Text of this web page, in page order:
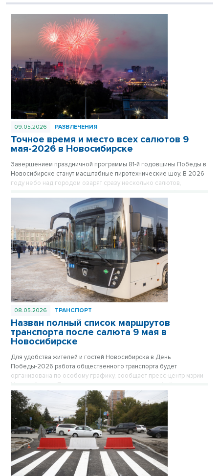
09.05.2026 РАЗВЛЕЧЕНИЯ
Точное время и место всех салютов 9
мая-2026 в Новосибирске
Завершением праздничной программы 81-й годовщины Победы в
Новосибирске станут масштабные пиротехнические шоу. В 2026
году небо над городом озарят сразу несколько салютов,
мегаполиса, чтобы жители могли встретить праздник рядом с
08.05.2026 ТРАНСПОРТ
Назван полный список маршрутов
транспорта после салюта 9 мая в
Новосибирске
Для удобства жителей и гостей Новосибирска в День
Победы-2026 работа общественного транспорта будет
организована по особому графику, сообщает пресс-центр мэрии
Новосибирска. После завершения праздничного фейерверка в
22.00 в ключевых точках города будут сформированы колонны
автобусов, троллейбусов и трамваев, которые развезут
пассажиров в отдаленные микрорайоны. Отправление транспорта
будет осуществляться по мере наполняемости салонов.